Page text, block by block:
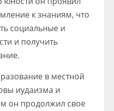
к знаниям, что
социальные и
и получить
в местной
иудаизма и
он продолжил свое